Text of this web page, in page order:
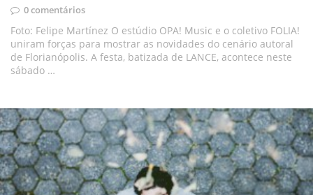
0 comentários
Foto: Felipe Martínez O estúdio OPA! Music e o coletivo FOLIA!
uniram forças para mostrar as novidades do cenário autoral
de Florianópolis. A festa, batizada de LANCE, acontece neste
sábado …